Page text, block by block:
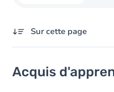
Sur cette page
Objectifs
Acquis